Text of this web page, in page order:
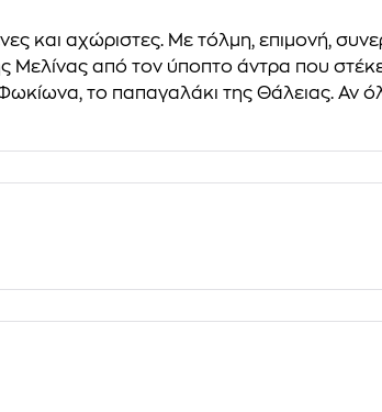
και αχώριστες. Με τόλμη, επιμονή,
Μελίνας από τον ύποπτο άντρα που
το παπαγαλάκι της Θάλειας. Αν